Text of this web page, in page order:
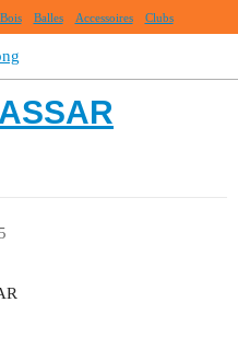
Bois Balles Accessoires Clubs